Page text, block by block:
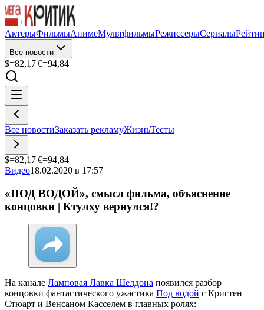
АктерыФильмыАнимеМультфильмыРежиссерыСериалы
Все новости
$=82,17|€=94,84
Все новостиЗаказать рекламуЖизньТесты
$=82,17|€=94,84
Видео18.02.2020 в 17:57
«ПОД ВОДОЙ», смысл фильма, объяснение
концовки | Ктулху вернулся!?
На канале Ламповая Лавка Шелдона появился разбор
концовки фантастического ужастика Под водой с Кристен
Стюарт и Венсаном Касселем в главных ролях: